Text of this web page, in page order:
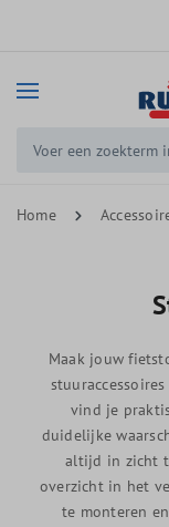
Home
Maak jouw
vind je
duidelijke
altijd in zicht
overzicht in het
te monteren